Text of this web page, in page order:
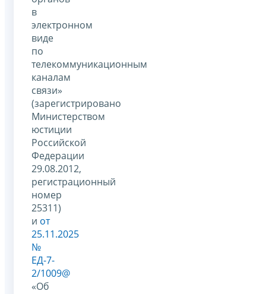
в
электронном
виде
по
телекоммуникационным
каналам
связи»
(зарегистрировано
Министерством
юстиции
Российской
Федерации
29.08.2012,
регистрационный
номер
25311)
и от
25.11.2025
№
ЕД-7-
2/1009@
«Об